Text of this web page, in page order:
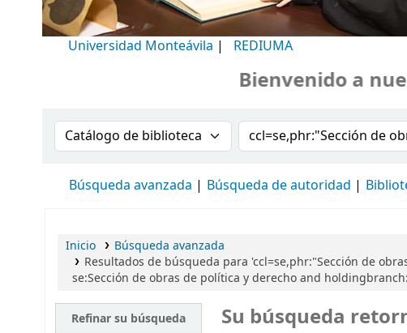
Universidad Monteávila | REDIUMA
Bienvenido a
Buscar en el catálogo por:Buscar en el catálogo
Búsqueda avanzada Búsqueda de autoridad
Inicio
Búsqueda avanzada
Resultados de búsqueda para 'ccl=se,phr:"Sección de
se:Sección de obras de política y derecho and
Refinar su búsqueda Su búsqueda